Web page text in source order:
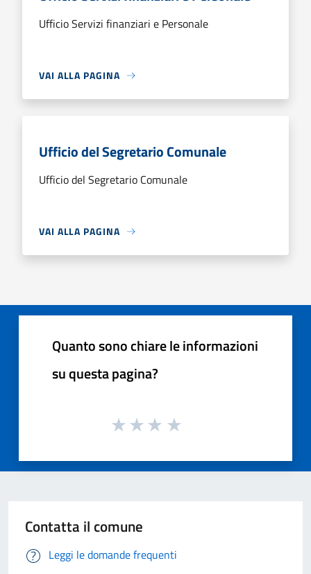
Ufficio Servizi finanziari e Personale
VAI ALLA PAGINA
Ufficio del Segretario Comunale
Ufficio del Segretario Comunale
VAI ALLA PAGINA
Quanto sono chiare le informazioni
su questa pagina?
Contatta il comune
Leggi le domande frequenti